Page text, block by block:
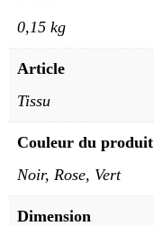
0,15 kg
Article
Tissu
Couleur du produit
Noir, Rose, Vert
Dimension